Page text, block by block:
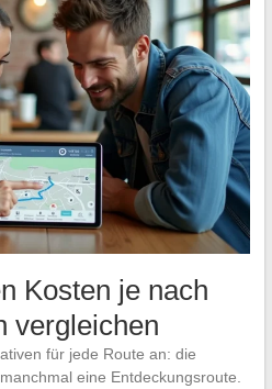
Kosten je nach
vergleichen
für jede Route an: die
eine Entdeckungsroute.